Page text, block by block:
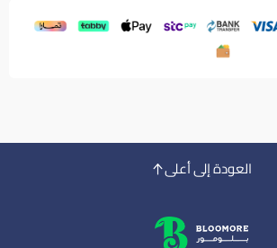
العودة إلى أعلى